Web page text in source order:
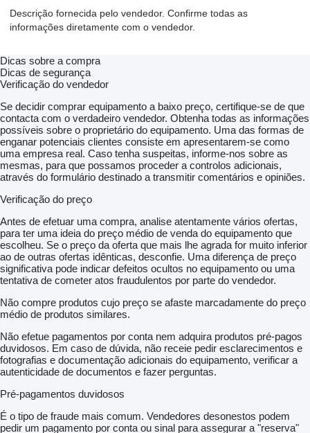
Descrição fornecida pelo vendedor. Confirme todas as
informações diretamente com o vendedor.
Dicas sobre a compra
Dicas de segurança
Verificação do vendedor
Se decidir comprar equipamento a baixo preço, certifique-se de que
contacta com o verdadeiro vendedor. Obtenha todas as informações
possíveis sobre o proprietário do equipamento. Uma das formas de
enganar potenciais clientes consiste em apresentarem-se como
uma empresa real. Caso tenha suspeitas, informe-nos sobre as
mesmas, para que possamos proceder a controlos adicionais,
através do formulário destinado a transmitir comentários e opiniões.
Verificação do preço
Antes de efetuar uma compra, analise atentamente vários ofertas,
para ter uma ideia do preço médio de venda do equipamento que
escolheu. Se o preço da oferta que mais lhe agrada for muito inferior
ao de outras ofertas idênticas, desconfie. Uma diferença de preço
significativa pode indicar defeitos ocultos no equipamento ou uma
tentativa de cometer atos fraudulentos por parte do vendedor.
Não compre produtos cujo preço se afaste marcadamente do preço
médio de produtos similares.
Não efetue pagamentos por conta nem adquira produtos pré-pagos
duvidosos. Em caso de dúvida, não receie pedir esclarecimentos e
fotografias e documentação adicionais do equipamento, verificar a
autenticidade de documentos e fazer perguntas.
Pré-pagamentos duvidosos
É o tipo de fraude mais comum. Vendedores desonestos podem
pedir um pagamento por conta ou sinal para assegurar a "reserva"